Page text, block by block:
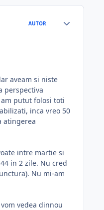
AUTOR
aveam si niste
perspectiva
putut folosi toti
inca vreo 50
atingerea
intre martie si
in 2 zile. Nu cred
Nu mi-am
vedea dinnou